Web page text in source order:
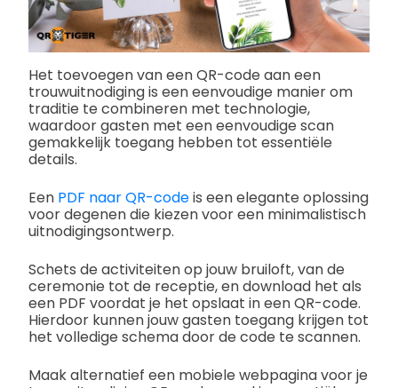
Het toevoegen van een QR-code aan een
trouwuitnodiging is een eenvoudige manier om
traditie te combineren met technologie,
waardoor gasten met een eenvoudige scan
gemakkelijk toegang hebben tot essentiële
details.
Een PDF naar QR-codeis een elegante oplossing
voor degenen die kiezen voor een minimalistisch
uitnodigingsontwerp.
Schets de activiteiten op jouw bruiloft, van de
ceremonie tot de receptie, en download het als
een PDF voordat je het opslaat in een QR-code.
Hierdoor kunnen jouw gasten toegang krijgen tot
het volledige schema door de code te scannen.
Maak alternatief een mobiele webpagina voor je